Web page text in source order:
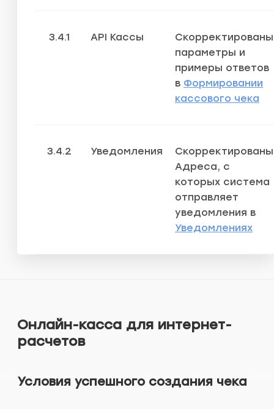
3.4.1 API Кассы
Скорректированы
параметры и
примеры ответов
в Формировании
кассового чека
3.4.2 Уведомления
Скорректированы
Адреса, с
которых система
отправляет
уведомления в
Уведомлениях
Онлайн-касса для интернет-
расчетов
Условия успешного создания чека